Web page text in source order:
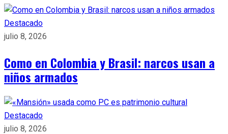
Destacado
julio 8, 2026
Como en Colombia y Brasil: narcos usan a
niños armados
Destacado
julio 8, 2026